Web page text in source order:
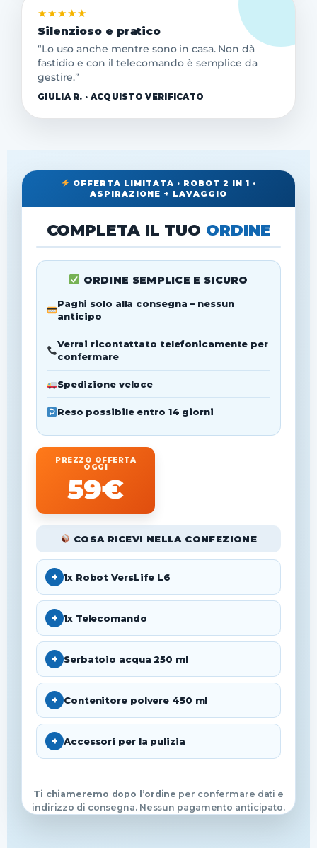
★★★★★
Silenzioso e pratico
“Lo uso anche mentre sono in casa. Non dà
fastidio e con il telecomando è semplice da
gestire.”
GIULIA R. · ACQUISTO VERIFICATO
OFFERTA LIMITATA · ROBOT 2 IN 1 ·
ASPIRAZIONE + LAVAGGIO
COMPLETA IL TUO ORDINE
ORDINE SEMPLICE E SICURO
Paghi solo alla consegna – nessun
anticipo
Verrai ricontattato telefonicamente per
confermare
Spedizione veloce
Reso possibile entro 14 giorni
PREZZO OFFERTA
OGGI
59€
COSA RICEVI NELLA CONFEZIONE
+ 1x Robot VersLife L6
+ 1x Telecomando
+ Serbatoio acqua 250 ml
+ Contenitore polvere 450 ml
+ Accessori per la pulizia
Ti chiameremo dopo l’ordine per confermare dati e
indirizzo di consegna. Nessun pagamento anticipato.